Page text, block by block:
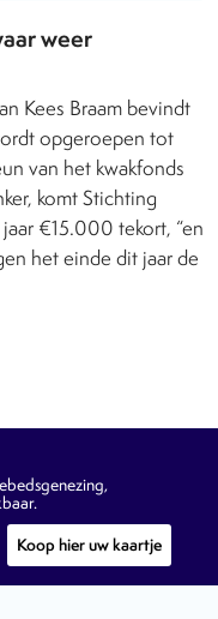
weer
Kees Braam bevindt
opgeroepen tot
van het kwakfonds
komt Stichting
€15.000 tekort, “en
het einde dit jaar de
Koop hier uw kaartje